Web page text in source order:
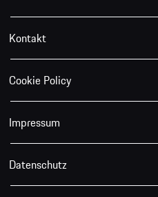
Kontakt
Cookie Policy
Impressum
Datenschutz